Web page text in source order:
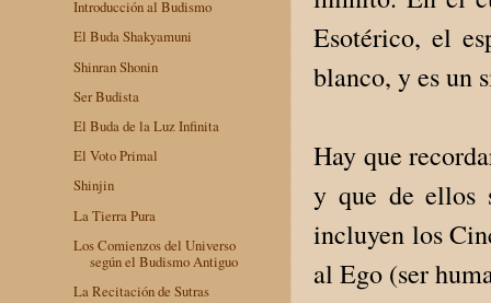
Esotérico, el
blanco, y es un
Hay que
y que de ellos
incluyen los
al Ego (ser
Introducción al Budismo
El Buda Shakyamuni
Shinran Shonin
Ser Budista
El Buda de la Luz Infinita
El Voto Primal
Shinjin
La Tierra Pura
Los Comienzos del Universo
según el Budismo Antiguo
La Recitación de Sutras